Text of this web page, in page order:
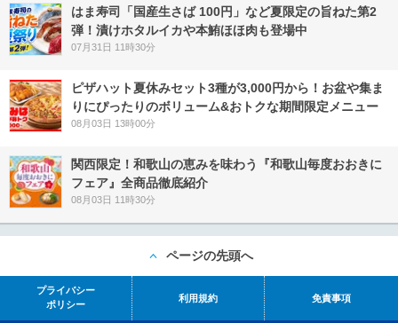
はま寿司「国産生さば 100円」など夏限定の旨ねた第2
弾！漬けホタルイカや本鮪ほほ肉も登場中
07月31日 11時30分
ピザハット夏休みセット3種が3,000円から！お盆や集ま
りにぴったりのボリューム&おトクな期間限定メニュー
08月03日 13時00分
関西限定！和歌山の恵みを味わう『和歌山毎度おおきに
フェア』全商品徹底紹介
08月03日 11時30分
ページの先頭へ
プライバシー
ポリシー
利用規約 免責事項